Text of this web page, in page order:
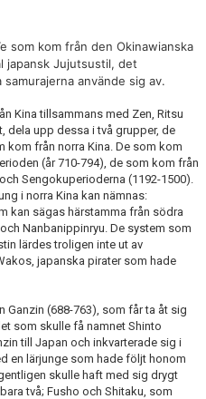
som kom från den Okinawianska
japansk Jujutsustil, det
använde sig av.
Kina tillsammans med Zen, Ritsu
dela upp dessa i två grupper, de
kom från norra Kina. De som kom
(år 710-794), de som kom från
Sengokuperioderna (1192-1500).
i norra Kina kan nämnas:
kan sägas härstamma från södra
Nanbanippinryu. De system som
lärdes troligen inte ut av
japanska pirater som hade
(688-763), som får ta åt sig
som skulle få namnet Shinto
till Japan och inkvarterade sig i
en lärjunge som hade följt honom
skulle haft med sig drygt
två; Fusho och Shitaku, som